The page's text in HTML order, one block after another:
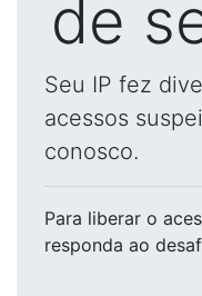
de
Seu IP fez
acessos
conosco.
Para liberar o
responda ao